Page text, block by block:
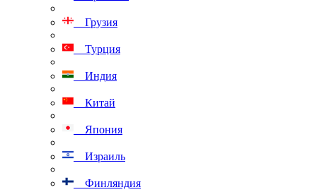
Грузия
Турция
Индия
Китай
Япония
Израиль
Финляндия